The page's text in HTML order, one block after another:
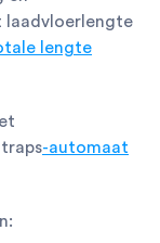
laadvloerlengte
lengte
-automaat